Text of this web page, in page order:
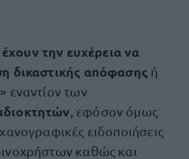
έχουν την ευχέρεια να
δικαστικής απόφασης ή
εναντίον των
, εφόσον όμως
ειδοποιήσεις
καθώς και